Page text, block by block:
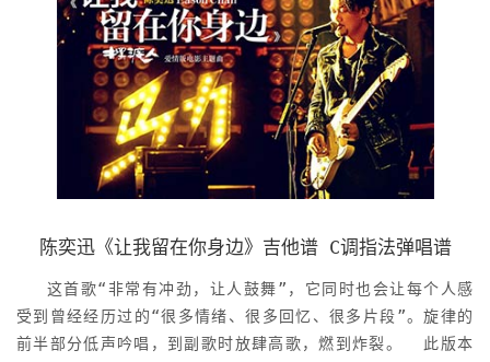
陈奕迅《让我留在你身边》吉他谱 C调指法弹唱谱
这首歌“非常有冲劲，让人鼓舞”，它同时也会让每个人感
受到曾经经历过的“很多情绪、很多回忆、很多片段”。旋律的
前半部分低声吟唱，到副歌时放肆高歌，燃到炸裂。 此版本